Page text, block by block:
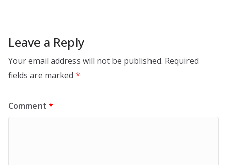
Leave a Reply
Your email address will not be published. Required
fields are marked *
Comment *